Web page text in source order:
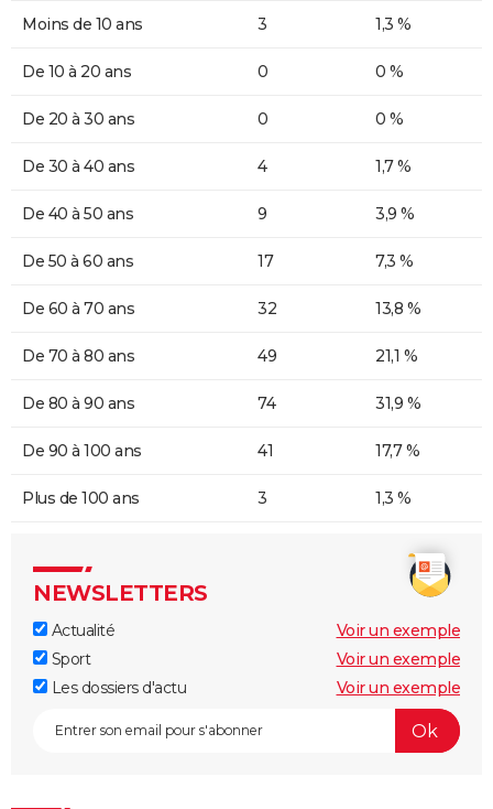
Moins de 10 ans 3 1,3 %
De 10 à 20 ans 0 0 %
De 20 à 30 ans 0 0 %
De 30 à 40 ans 4 1,7 %
De 40 à 50 ans 9 3,9 %
De 50 à 60 ans 17 7,3 %
De 60 à 70 ans 32 13,8 %
De 70 à 80 ans 49 21,1 %
De 80 à 90 ans 74 31,9 %
De 90 à 100 ans 41 17,7 %
Plus de 100 ans 3 1,3 %
NEWSLETTERS
Actualité
Voir un exemple
Sport
Voir un exemple
Les dossiers d'actu
Voir un exemple